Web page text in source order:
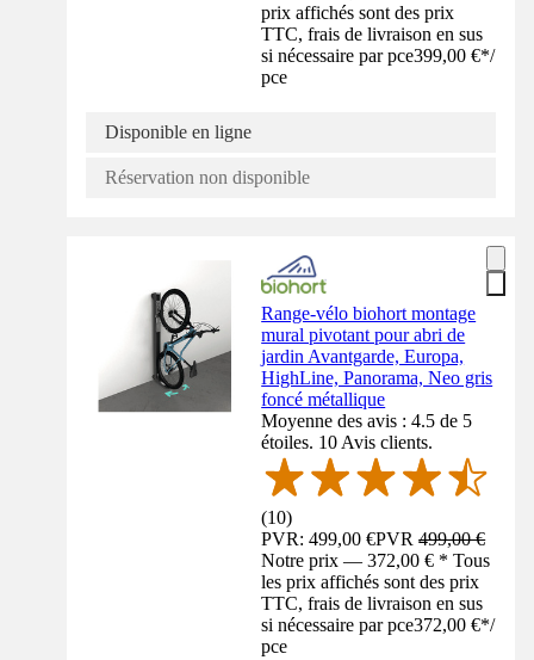
prix affichés sont des prix
TTC, frais de livraison en sus
si nécessaire par pce399,00 €*/
pce
Disponible en ligne
Réservation non disponible
Range-vélo biohort montage
mural pivotant pour abri de
jardin Avantgarde, Europa,
HighLine, Panorama, Neo gris
foncé métallique
Moyenne des avis : 4.5 de 5
étoiles. 10 Avis clients.
(10)
PVR: 499,00 €PVR499,00 €
Notre prix — 372,00 € * Tous
les prix affichés sont des prix
TTC, frais de livraison en sus
si nécessaire par pce372,00 €*/
pce